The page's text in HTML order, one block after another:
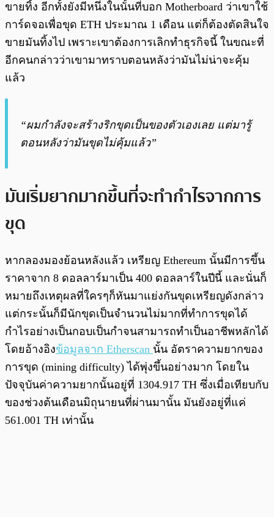
ขายทิ้ง อีกทั้งยังมีหนึ่งในนั้นที่บอก Motherboard ว่าเขาใช้
การ์ดจอเพื่อขุด ETH ประมาณ 1 เดือน แต่ก็ต้องตัดสินใจ
ขายมันทิ้งไป เพราะเขาต้องการเลิกทำธุรกิจนี้ ในขณะที่
อีกคนกล่าวว่าเขามาทราบตอนหลังว่ามันไม่น่าจะคุ้ม
แล้ว
“ผมกำลังจะสร้างริกขุดเป็นของตัวเองเลย แต่มารู้
ตอนหลังว่ามันขุดไม่คุ้มแล้ว”
มันเริ่มยากมากขึ้นที่จะทำกำไรจากการ
ขุด
หากลองมองย้อนหลังแล้ว เหรียญ Ethereum นั้นมีการขึ้น
ราคาจาก 8 ดอลลาร์มาเป็น 400 ดอลลาร์ในปีนี้ และนั่นก็
หมายถึงเหตุผลที่ใครๆก็หันมาแย่งกันขุดเหรียญดังกล่าว
แต่กระนั้นก็มีนักขุดเป็นจำนวนไม่มากที่ทำการขุดได้
กำไรอย่างเป็นกอบเป็นกำจนสามารถทำเป็นอาชีพหลักได้
โดยอ้างอิงข้อมูลจาก Etherscan นั้น อัตราความยากของ
การขุด (mining difficulty) ได้พุ่งขึ้นอย่างมาก โดยใน
ปัจจุบันค่าความยากนั้นอยู่ที่ 1304.917 TH ซึ่งเมื่อเทียบกับ
ของช่วงต้นเดือนมิถุนายนที่ผ่านมานั้น มันยังอยู่ที่แค่
561.001 TH เท่านั้น